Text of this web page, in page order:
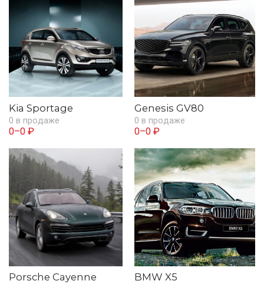
Kia Sportage
0 в продаже
0–0 ₽
Genesis GV80
0 в продаже
0–0 ₽
Porsche Cayenne BMW X5